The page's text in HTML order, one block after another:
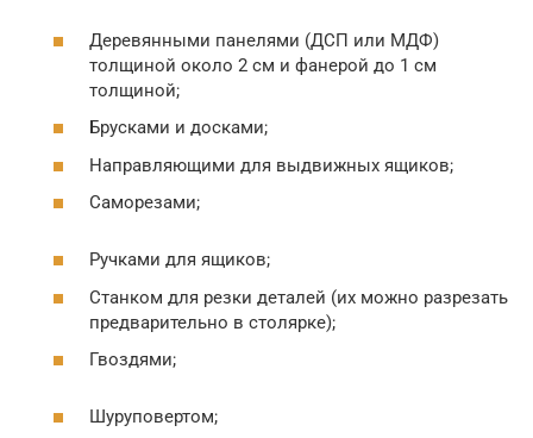
Деревянными панелями (ДСП или МДФ)
толщиной около 2 см и фанерой до 1 см
толщиной;
Брусками и досками;
Направляющими для выдвижных ящиков;
Саморезами;
Ручками для ящиков;
Станком для резки деталей (их можно разрезать
предварительно в столярке);
Гвоздями;
Шуруповертом;